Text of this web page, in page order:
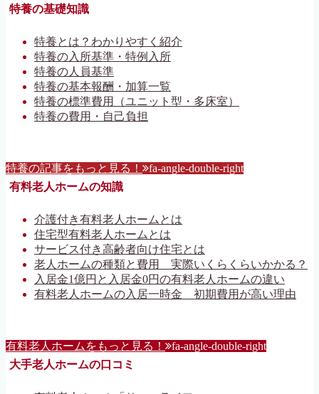
特養の基礎知識
特養とは？わかりやすく紹介
特養の入所基準・特例入所
特養の人員基準
特養の基本報酬・加算一覧
特養の標準費用（ユニット型・多床室）
特養の費用・自己負担
特養の記事をもっと見る！ fa-angle-double-right
有料老人ホームの知識
介護付き有料老人ホームとは
住宅型有料老人ホームとは
サービス付き高齢者向け住宅とは
老人ホームの種類と費用 実際いくらくらいかかる？
入居金1億円と入居金0円の有料老人ホームの違い
有料老人ホームの入居一時金 初期費用が高い理由
有料老人ホームをもっと見る！ fa-angle-double-right
大手老人ホームの口コミ